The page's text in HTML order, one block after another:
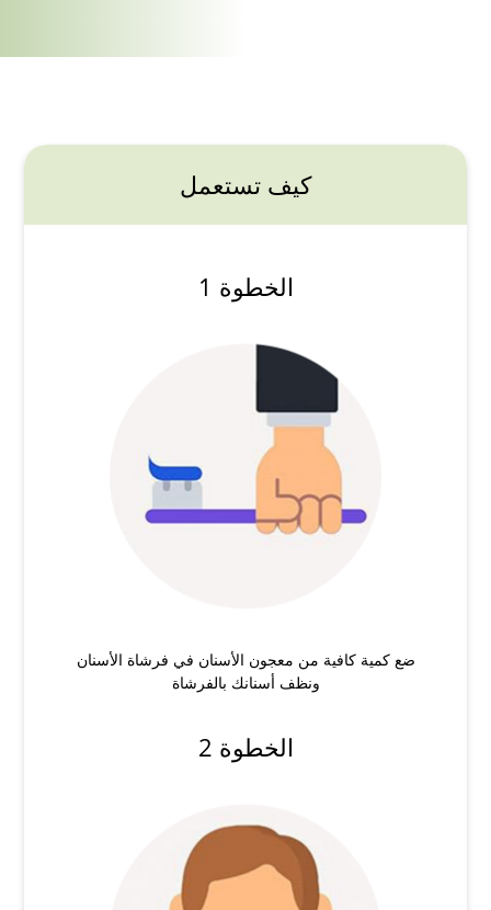
كيف تستعمل
الخطوة 1
ضع كمية كافية من معجون الأسنان في فرشاة الأسنان
ونظف أسنانك بالفرشاة
الخطوة 2